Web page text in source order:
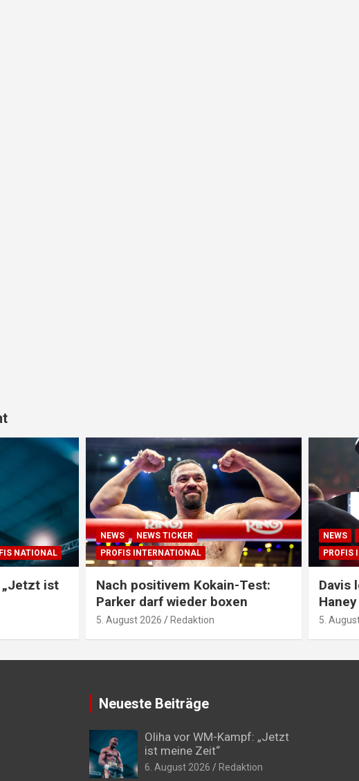
NATIONAL
„Jetzt ist
NEWS
NEWS TICKER
PROFIS INTERNATIONAL
Nach positivem Kokain-Test:
Parker darf wieder boxen
5. August 2026 Redaktion
NEWS
PROFIS
Davis
5.
Neueste Beiträge
Oliha vor WM-Kampf: „Jetzt
ist meine Zeit“
6. August 2026 Redaktion